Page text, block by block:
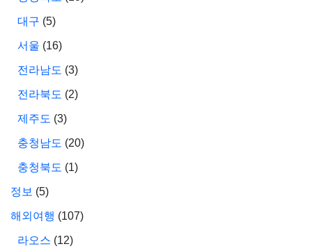
대구 (5)
서울 (16)
전라남도 (3)
전라북도 (2)
제주도 (3)
충청남도 (20)
충청북도 (1)
정보 (5)
해외여행 (107)
라오스 (12)